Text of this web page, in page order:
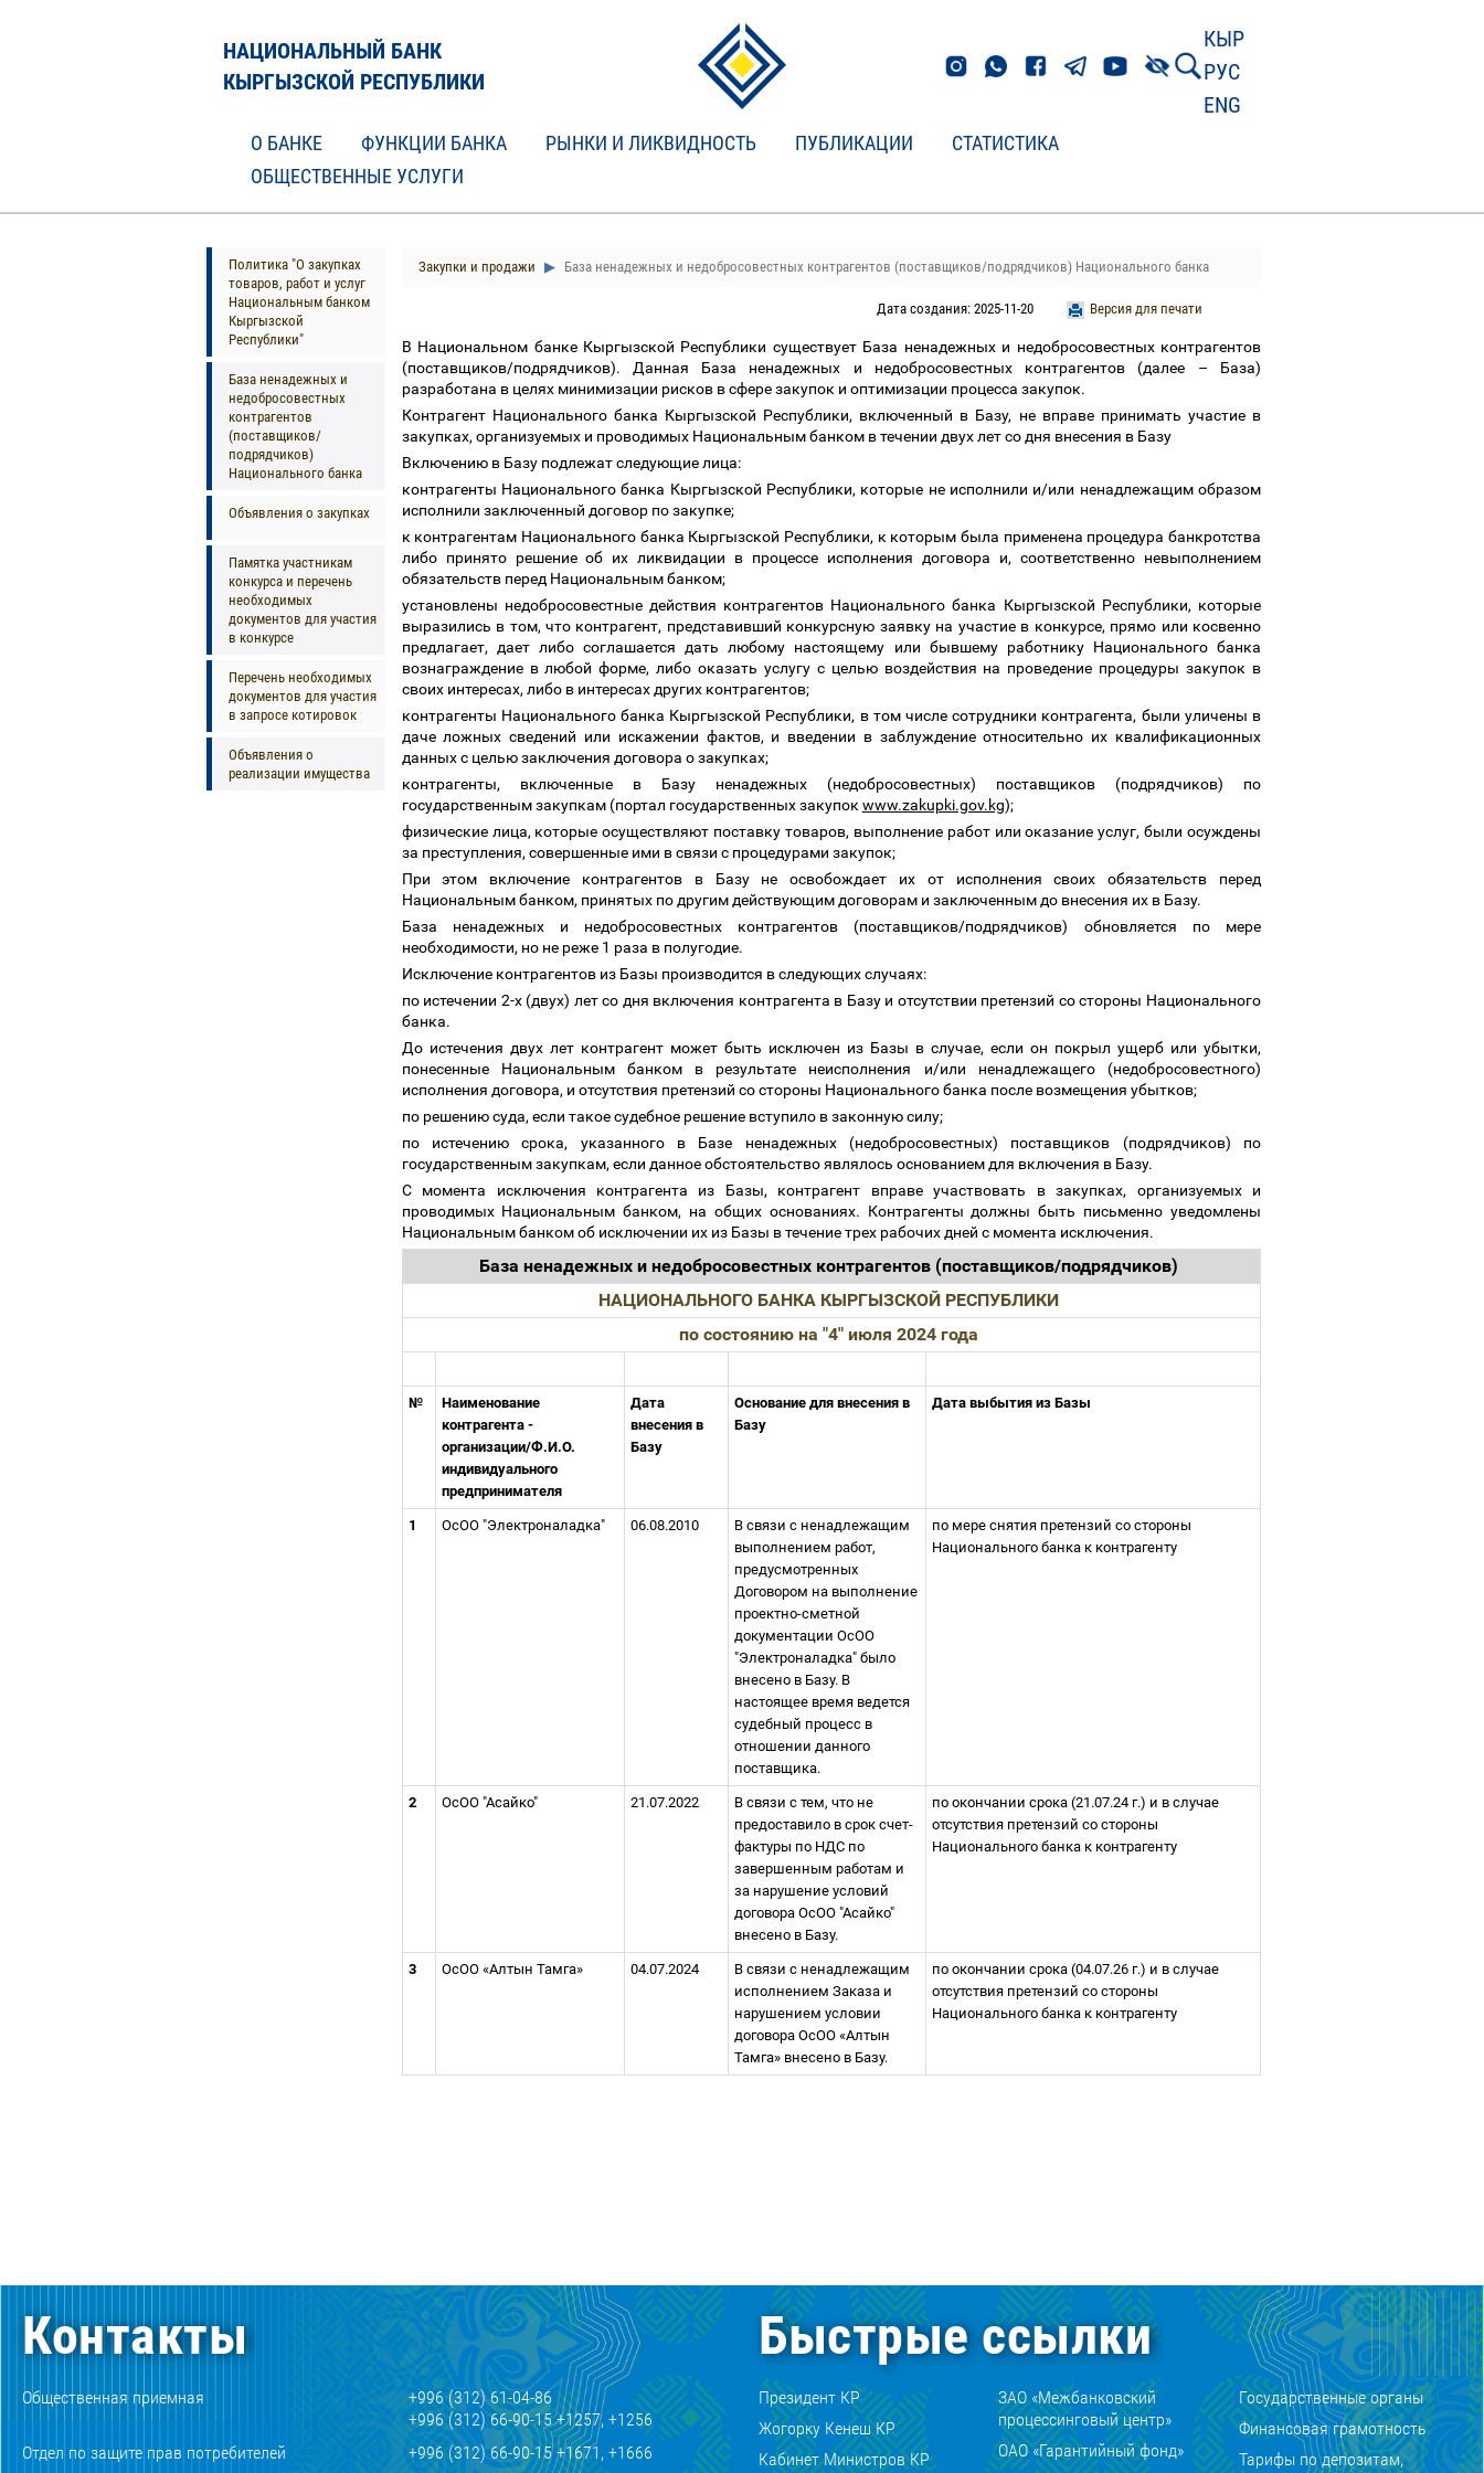
НАЦИОНАЛЬНЫЙ БАНК
КЫРГЫЗСКОЙ РЕСПУБЛИКИ
КЫР
РУС
ENG
О БАНКЕ ФУНКЦИИ БАНКА РЫНКИ И ЛИКВИДНОСТЬ ПУБЛИКАЦИИ
СТАТИСТИКА
ОБЩЕСТВЕННЫЕ УСЛУГИ
Политика "О закупках
товаров, работ и услуг
Национальным банком
Кыргызской
Республики"
База ненадежных и
недобросовестных
контрагентов
(поставщиков/
подрядчиков)
Национального банка
Объявления о закупках
Памятка участникам
конкурса и перечень
необходимых
документов для участия
в конкурсе
Перечень необходимых
документов для участия
в запросе котировок
Объявления о
реализации имущества
Закупки и продажи База ненадежных и недобросовестных контрагентов (поставщиков/подрядчиков) Национального банка
Версия для печати
Дата создания: 2025-11-20
В Национальном банке Кыргызской Республики существует База ненадежных и недобросовестных контрагентов
(поставщиков/подрядчиков). Данная База ненадежных и недобросовестных контрагентов (далее – База)
разработана в целях минимизации рисков в сфере закупок и оптимизации процесса закупок.
Контрагент Национального банка Кыргызской Республики, включенный в Базу, не вправе принимать участие в
закупках, организуемых и проводимых Национальным банком в течении двух лет со дня внесения в Базу
Включению в Базу подлежат следующие лица:
контрагенты Национального банка Кыргызской Республики, которые не исполнили и/или ненадлежащим образом
исполнили заключенный договор по закупке;
к контрагентам Национального банка Кыргызской Республики, к которым была применена процедура банкротства
либо принято решение об их ликвидации в процессе исполнения договора и, соответственно невыполнением
обязательств перед Национальным банком;
установлены недобросовестные действия контрагентов Национального банка Кыргызской Республики, которые
выразились в том, что контрагент, представивший конкурсную заявку на участие в конкурсе, прямо или косвенно
предлагает, дает либо соглашается дать любому настоящему или бывшему работнику Национального банка
вознаграждение в любой форме, либо оказать услугу с целью воздействия на проведение процедуры закупок в
своих интересах, либо в интересах других контрагентов;
контрагенты Национального банка Кыргызской Республики, в том числе сотрудники контрагента, были уличены в
даче ложных сведений или искажении фактов, и введении в заблуждение относительно их квалификационных
данных с целью заключения договора о закупках;
контрагенты, включенные в Базу ненадежных (недобросовестных) поставщиков (подрядчиков) по
государственным закупкам (портал государственных закупок www.zakupki.gov.kg);
физические лица, которые осуществляют поставку товаров, выполнение работ или оказание услуг, были осуждены
за преступления, совершенные ими в связи с процедурами закупок;
При этом включение контрагентов в Базу не освобождает их от исполнения своих обязательств перед
Национальным банком, принятых по другим действующим договорам и заключенным до внесения их в Базу.
База ненадежных и недобросовестных контрагентов (поставщиков/подрядчиков) обновляется по мере
необходимости, но не реже 1 раза в полугодие.
Исключение контрагентов из Базы производится в следующих случаях:
по истечении 2-х (двух) лет со дня включения контрагента в Базу и отсутствии претензий со стороны Национального
банка.
До истечения двух лет контрагент может быть исключен из Базы в случае, если он покрыл ущерб или убытки,
понесенные Национальным банком в результате неисполнения и/или ненадлежащего (недобросовестного)
исполнения договора, и отсутствия претензий со стороны Национального банка после возмещения убытков;
по решению суда, если такое судебное решение вступило в законную силу;
по истечению срока, указанного в Базе ненадежных (недобросовестных) поставщиков (подрядчиков) по
государственным закупкам, если данное обстоятельство являлось основанием для включения в Базу.
С момента исключения контрагента из Базы, контрагент вправе участвовать в закупках, организуемых и
проводимых Национальным банком, на общих основаниях. Контрагенты должны быть письменно уведомлены
Национальным банком об исключении их из Базы в течение трех рабочих дней с момента исключения.
База ненадежных и недобросовестных контрагентов (поставщиков/подрядчиков)
НАЦИОНАЛЬНОГО БАНКА КЫРГЫЗСКОЙ РЕСПУБЛИКИ
по состоянию на "4" июля 2024 года
№
Наименование
контрагента -
организации/Ф.И.О.
индивидуального
предпринимателя
Дата
внесения в
Базу
Основание для внесения в
Базу
Дата выбытия из Базы
1 ОсОО "Электроналадка" 06.08.2010
В связи с ненадлежащим
выполнением работ,
предусмотренных
Договором на выполнение
проектно-сметной
документации ОсОО
"Электроналадка" было
внесено в Базу. В
настоящее время ведется
судебный процесс в
отношении данного
поставщика.
по мере снятия претензий со стороны
Национального банка к контрагенту
2 ОсОО "Асайко" 21.07.2022
В связи с тем, что не
предоставило в срок счет-
фактуры по НДС по
завершенным работам и
за нарушение условий
договора ОсОО "Асайко"
внесено в Базу.
по окончании срока (21.07.24 г.) и в случае
отсутствия претензий со стороны
Национального банка к контрагенту
3 ОсОО «Алтын Тамга» 04.07.2024
В связи с ненадлежащим
исполнением Заказа и
нарушением условии
договора ОсОО «Алтын
Тамга» внесено в Базу.
по окончании срока (04.07.26 г.) и в случае
отсутствия претензий со стороны
Национального банка к контрагенту
Контакты
Общественная приемная
+996 (312) 61-04-86
+996 (312) 66-90-15 +1257, +1256
Отдел по защите прав потребителей
+996 (312) 66-90-15 +1671, +1666
Быстрые ссылки
Президент КР
Жогорку Кенеш КР
Кабинет Министров КР
ЗАО «Межбанковский
процессинговый центр»
ОАО «Гарантийный фонд»
Государственные органы
Финансовая грамотность
Тарифы по депозитам,